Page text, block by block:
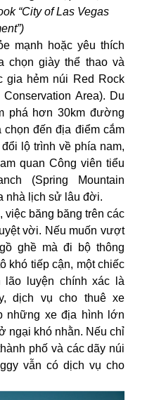
“City of Las Vegas
mạnh hoặc yêu thích
chọn giày thể thao và
gia hẻm núi Red Rock
Area). Du
phá hơn 30km đường
đến địa điểm cắm
lộ trình về phía nam,
quan Công viên tiểu
(Spring Mountain
nhà lịch sử lâu đời.
việc băng băng trên các
vời. Nếu muốn vượt
ghề mà đi bộ thông
khó tiếp cận, một chiếc
lão luyện chính xác là
dịch vụ cho thuê xe
những xe địa hình lớn
ngại khó nhằn. Nếu chỉ
phố và các dãy núi
vẫn có dịch vụ cho